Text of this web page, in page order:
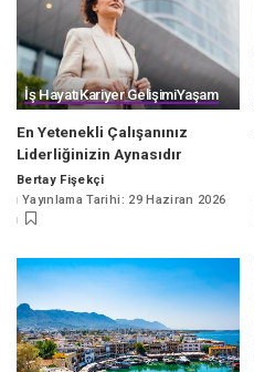
İş HayatıKariyer GelişimiYaşam
En Yetenekli Çalışanınız
Liderliğinizin Aynasıdır
Posted
by
Bertay Fişekçi
Yayınlama Tarihi: 29 Haziran 2026